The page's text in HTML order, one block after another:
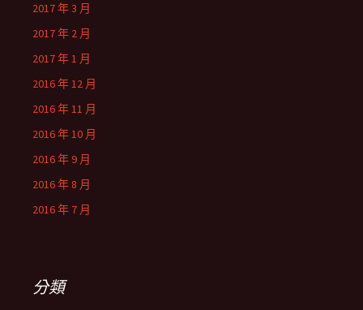
2017 年 3 月
2017 年 2 月
2017 年 1 月
2016 年 12 月
2016 年 11 月
2016 年 10 月
2016 年 9 月
2016 年 8 月
2016 年 7 月
分類